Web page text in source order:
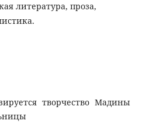
литература, проза,
творчество Мадины